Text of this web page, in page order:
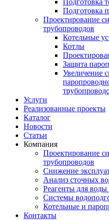
Подготовка
Подготовка
Проектирование
трубопроводов
Котельные
Котлы
Защита
Увеличение
Услуги
Реализованные проекты
Каталог
Новости
Статьи
Компания
Проектирование
трубопроводов
Снижение
Анализ сточных
Реагенты для
Системы
Котельные и
Контакты